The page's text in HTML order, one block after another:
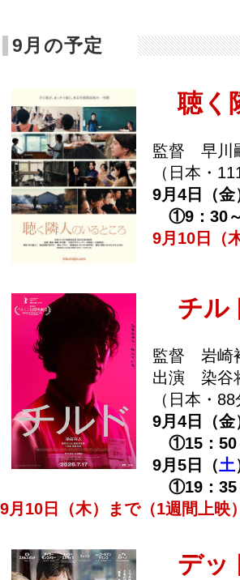
9月の予定
聴く
監督 早川
（日本・
9月4日（金
①9：30
9月10日（
チル
監督 岩崎
出演 染谷
（日本・
9月4日（金
①15：50
9月5日（土
①19：35
9月10日（木）まで（1週間上映）
デッ